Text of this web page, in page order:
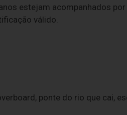
estejam acompanhados
válido.
ponte do rio que cai,